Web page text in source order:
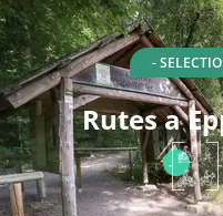
-
Rutes a